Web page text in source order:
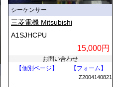
シーケンサー
三菱電機 Mitsubishi
A1SJHCPU
15,000円
お問い合わせ
【個別ページ】
【フォーム】
Z2004140821